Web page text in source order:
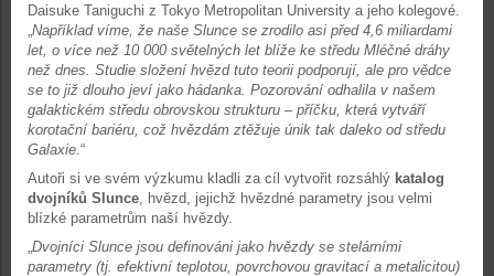
Daisuke Taniguchi z Tokyo Metropolitan University a jeho kolegové.
Například víme, že naše Slunce se zrodilo asi před 4,6 miliardami
let, o více než 10 000 světelných let blíže ke středu Mléčné dráhy
než dnes. Studie složení hvězd tuto teorii podporují, ale pro vědce
se to již dlouho jeví jako hádanka. Pozorování odhalila v našem
galaktickém středu obrovskou strukturu – příčku, která vytváří
korotační bariéru, což hvězdám ztěžuje únik tak daleko od středu
Galaxie .“
Autoři si ve svém výzkumu kladli za cíl vytvořit rozsáhlý katalog
dvojníků Slunce , hvězd, jejichž hvězdné parametry jsou velmi
blízké parametrům naší hvězdy.
Dvojníci Slunce jsou definováni jako hvězdy se stelárními
parametry (tj. efektivní teplotou, povrchovou gravitací a metalicitou)